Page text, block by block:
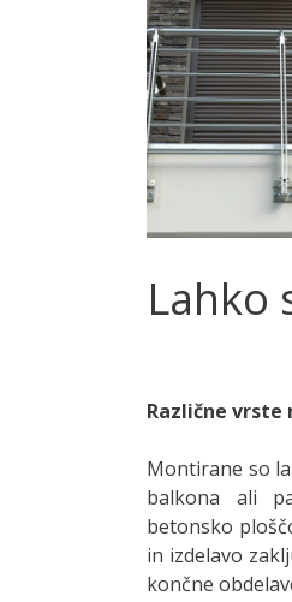
Lahko
Različne vrste
Montirane so
balkona ali
betonsko
in izdelavo
končne